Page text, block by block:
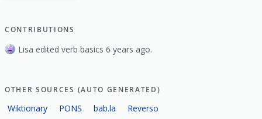
CONTRIBUTIONS
Lisa edited verb basics 6 years ago.
OTHER SOURCES (AUTO GENERATED)
Wiktionary PONS bab.la Reverso